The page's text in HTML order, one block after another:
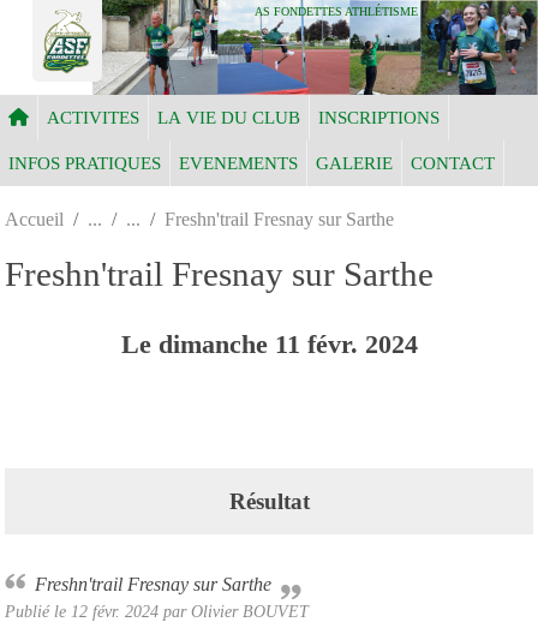
AS FONDETTES ATHLÉTISME
ACTIVITES LA VIE DU CLUB INSCRIPTIONS
INFOS PRATIQUES EVENEMENTS GALERIE CONTACT
Accueil Freshn'trail Fresnay sur Sarthe
Freshn'trail Fresnay sur Sarthe
Le dimanche 11 févr. 2024
Résultat
Freshn'trail Fresnay sur Sarthe
Publié le 12 févr. 2024 par Olivier BOUVET
Panneau de gestion des cookies